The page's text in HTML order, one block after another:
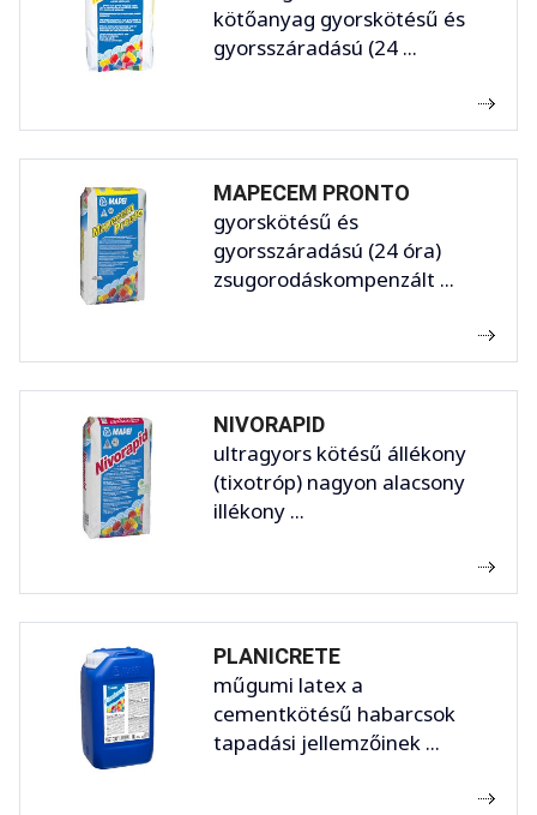
kötőanyag gyorskötésű és
gyorsszáradású (24 ...
MAPECEM PRONTO
gyorskötésű és
gyorsszáradású (24 óra)
zsugorodáskompenzált ...
NIVORAPID
ultragyors kötésű állékony
(tixotróp) nagyon alacsony
illékony ...
PLANICRETE
műgumi latex a
cementkötésű habarcsok
tapadási jellemzőinek ...